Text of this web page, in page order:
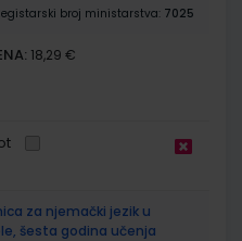
broj ministarstva: 7025
18,29 €
za njemački jezik u
šesta godina učenja